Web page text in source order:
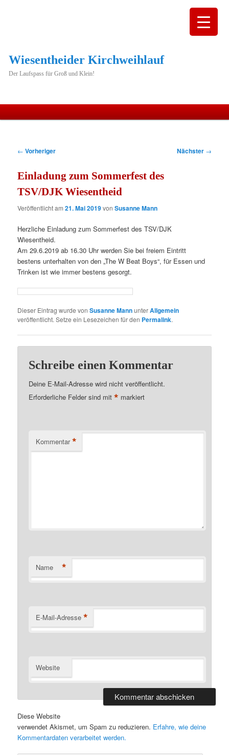
Wiesentheider Kirchweihlauf
Der Laufspass für Groß und Klein!
springen
Beitragsnavigation
← Vorheriger Nächster →
Einladung zum Sommerfest des
TSV/DJK Wiesentheid
Veröffentlicht am21. Mai 2019vonSusanne Mann
Herzliche Einladung zum Sommerfest des TSV/DJK
Wiesentheid.
Am 29.6.2019 ab 16.30 Uhr werden Sie bei freiem Eintritt
bestens unterhalten von den „The W Beat Boys“, für Essen und
Trinken ist wie immer bestens gesorgt.
Dieser Eintrag wurde vonSusanne MannunterAllgemein
veröffentlicht. Setze ein Lesezeichen für den Permalink.
Schreibe einen Kommentar
Deine E-Mail-Adresse wird nicht veröffentlicht.
Erforderliche Felder sind mit* markiert
Kommentar *
Name *
E-Mail-Adresse *
Website
Diese Website
verwendet Akismet, um Spam zu reduzieren. Erfahre, wie deine
Kommentardaten verarbeitet werden.